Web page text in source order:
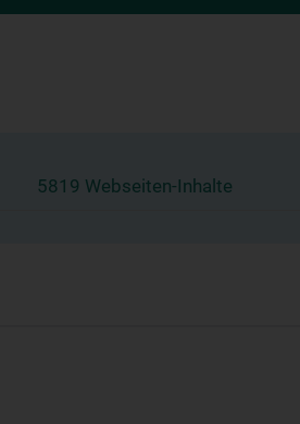
5819 Webseiten-Inhalte